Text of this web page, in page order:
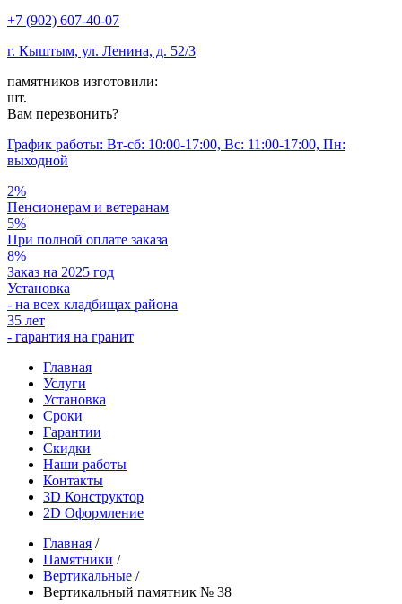
+7 (902) 607-40-07
г. Кыштым, ул. Ленина, д. 52/3
памятников изготовили:
шт.
Вам перезвонить?
График работы: Вт-сб: 10:00-17:00, Вс: 11:00-17:00, Пн:
выходной
2%
Пенсионерам и ветеранам
5%
При полной оплате заказа
8%
Заказ на 2025 год
Установка
- на всех кладбищах района
35 лет
- гарантия на гранит
Главная
Услуги
Установка
Сроки
Гарантии
Скидки
Наши работы
Контакты
3D Конструктор
2D Оформление
Главная /
Памятники /
Вертикальные /
Вертикальный памятник № 38